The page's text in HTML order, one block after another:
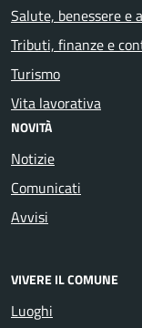
Salute, benessere e
Tributi, finanze e
Turismo
Vita lavorativa
NOVITÀ
Notizie
Comunicati
Avvisi
VIVERE IL COMUNE
Luoghi